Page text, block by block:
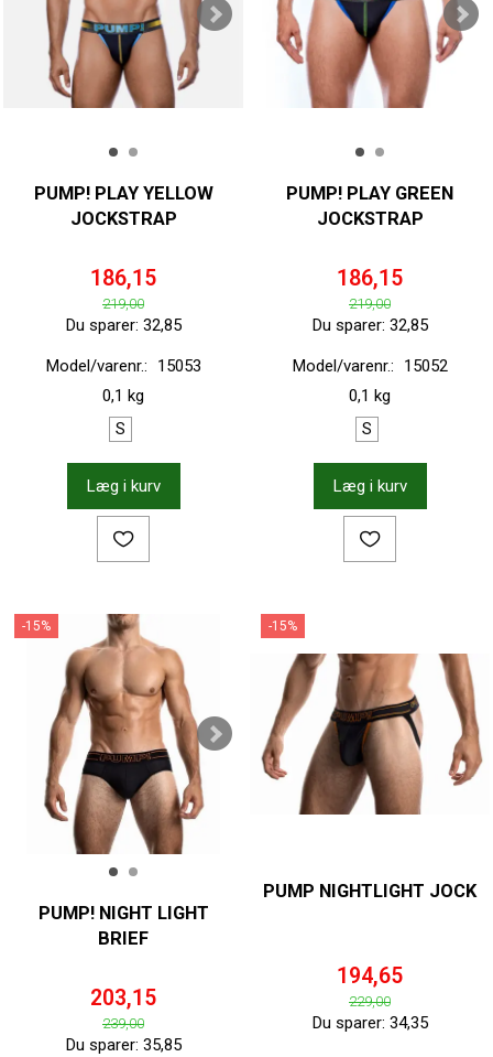
PUMP! PLAY YELLOW
JOCKSTRAP
186,15
219,00
Du sparer: 32,85
Model/varenr.:
15053
0,1 kg
S
Læg i kurv
PUMP! PLAY GREEN
JOCKSTRAP
186,15
219,00
Du sparer: 32,85
Model/varenr.:
15052
0,1 kg
S
Læg i kurv
-15%
PUMP! NIGHT LIGHT
BRIEF
203,15
239,00
Du sparer: 35,85
-15%
PUMP NIGHTLIGHT JOCK
194,65
229,00
Du sparer: 34,35